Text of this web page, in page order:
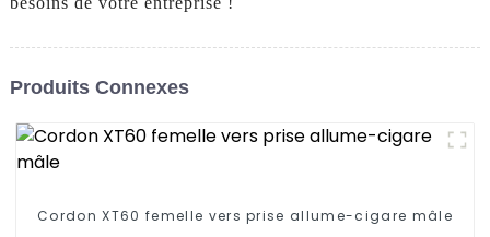
Produits Connexes
Cordon XT60 femelle vers prise allume-cigare mâle